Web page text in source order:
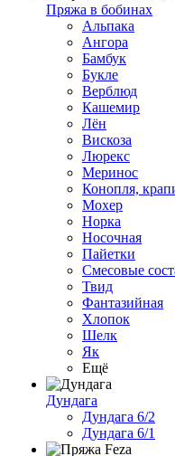
Пряжа в бобинах
Альпака
Ангора
Бамбук
Букле
Верблюд
Кашемир
Лён
Вискоза
Люрекс
Меринос
Конопля,
Мохер
Норка
Носочная
Пайетки
Смесовые
Твид
Фантазийная
Хлопок
Шелк
Як
Ещё
Дундага
Дундага 6/2
Дундага 6/1